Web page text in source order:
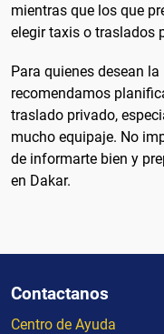
mientras que los que
elegir taxis o traslados
Para quienes desean
recomendamos
traslado privado,
mucho equipaje. No
de informarte bien y
en Dakar.
Contactanos
Centro de Ayuda